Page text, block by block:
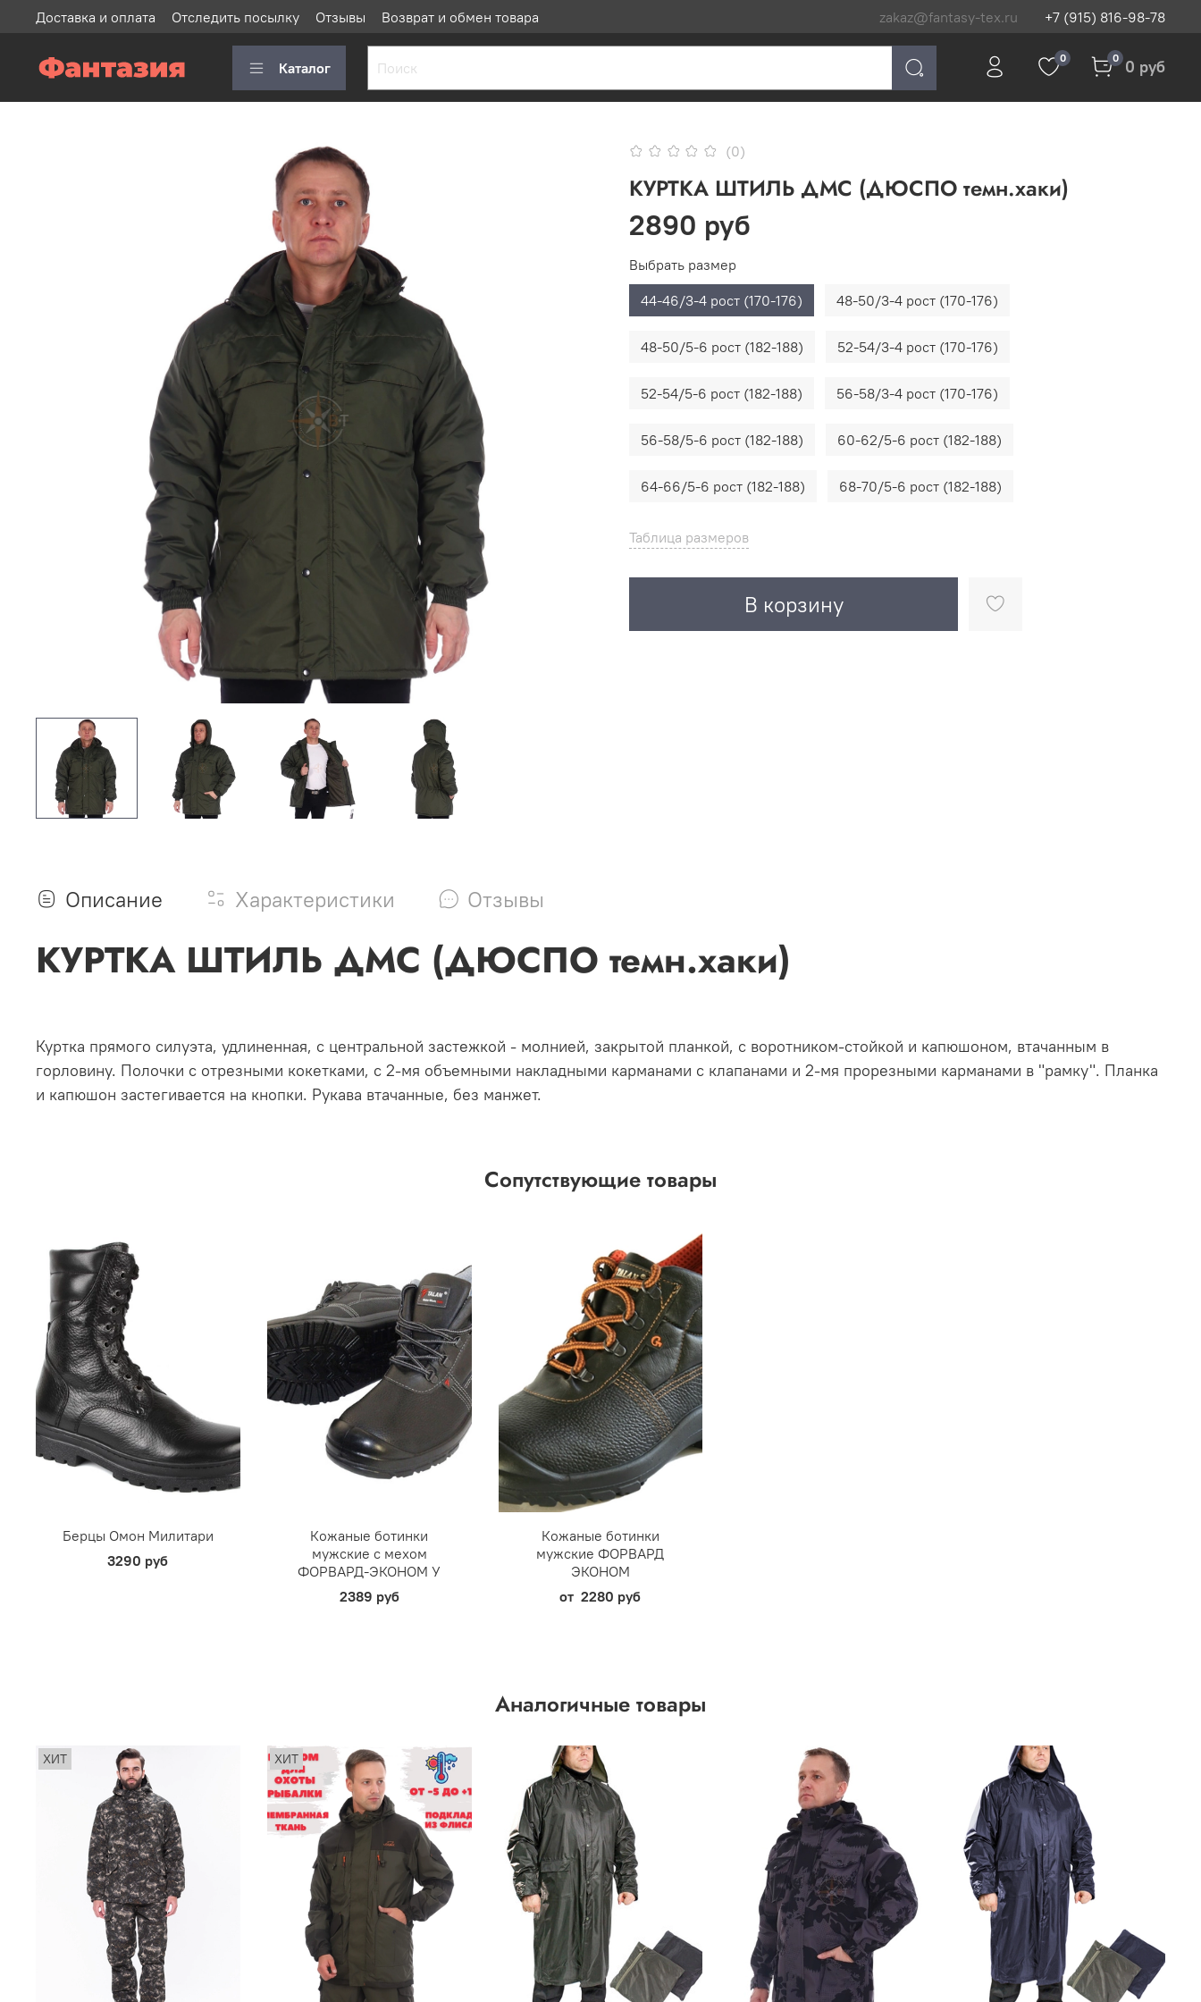
Доставка и оплата Отследить посылку Отзывы Возврат и обмен товара zakaz@fantasy-tex.ru +7 (915) 816-98-78
Каталог
0 0 0 руб
(0)
КУРТКА ШТИЛЬ ДМС (ДЮСПО темн.хаки)
2890 руб
Таблица размеров
В корзину
Выбрать размер
44-46/3-4 рост (170-176)
48-50/3-4 рост (170-176)
48-50/5-6 рост (182-188) 52-54/3-4 рост (170-176)
52-54/5-6 рост (182-188) 56-58/3-4 рост (170-176)
56-58/5-6 рост (182-188) 60-62/5-6 рост (182-188)
64-66/5-6 рост (182-188) 68-70/5-6 рост (182-188)
Описание Характеристики Отзывы
КУРТКА ШТИЛЬ ДМС (ДЮСПО темн.хаки)
Куртка прямого силуэта, удлиненная, с центральной застежкой - молнией, закрытой планкой, с воротником-стойкой и капюшоном, втачанным в
горловину. Полочки с отрезными кокетками, с 2-мя объемными накладными карманами с клапанами и 2-мя прорезными карманами в "рамку". Планка
и капюшон застегивается на кнопки. Рукава втачанные, без манжет.
Сопутствующие товары
Берцы Омон Милитари
3290 руб
Кожаные ботинки
мужские с мехом
ФОРВАРД-ЭКОНОМ У
2389 руб
Кожаные ботинки
мужские ФОРВАРД
ЭКОНОМ
от 2280 руб
Аналогичные товары
ХИТ ХИТ